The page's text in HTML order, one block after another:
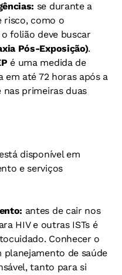
se durante a
risco, como o
folião deve buscar
Pós-Exposição).
é uma medida de
em até 72 horas após a
primeiras duas
disponível em
e serviços
antes de cair nos
HIV e outras ISTs é
Conhecer o
de saúde
tanto para si